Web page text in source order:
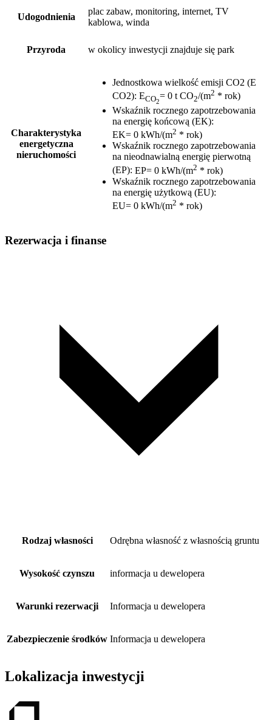
Udogodnienia
plac zabaw, monitoring, internet, TV
kablowa, winda
Przyroda w okolicy inwestycji znajduje się park
Charakterystyka
energetyczna
nieruchomości
Jednostkowa wielkość emisji CO2 (E
CO2): ECO2
= 0 t CO2/(m2 * rok)
Wskaźnik rocznego zapotrzebowania
na energię końcową (EK):
EK= 0 kWh/(m2 * rok)
Wskaźnik rocznego zapotrzebowania
na nieodnawialną energię pierwotną
(EP): EP= 0 kWh/(m2 * rok)
Wskaźnik rocznego zapotrzebowania
na energię użytkową (EU):
EU= 0 kWh/(m2 * rok)
Rezerwacja i finanse
Rodzaj własności Odrębna własność z własnością gruntu
Wysokość czynszu informacja u dewelopera
Warunki rezerwacji Informacja u dewelopera
Zabezpieczenie środków Informacja u dewelopera
Lokalizacja inwestycji